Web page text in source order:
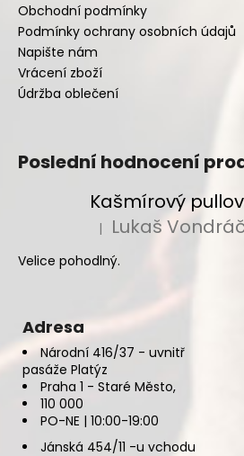
Obchodní podmínky
Podmínky ochrany osobních údajů
Napište nám
Vrácení zboží
Údržba oblečení
Poslední hodnocení
Kašmírový
Hodnocení produktu je 5
| Lukaš
Velice pohodlný.
Adresa
Národní 416/37 - uvnitř
pasáže Platýz
Praha 1 - Staré Město,
110 000
PO-NE | 10:00-19:00
Jánská 454/11 -u vchodu